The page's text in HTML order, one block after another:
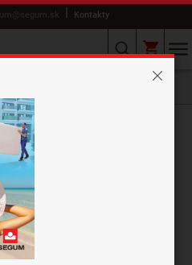
Kontakty
súkromí
aby sme